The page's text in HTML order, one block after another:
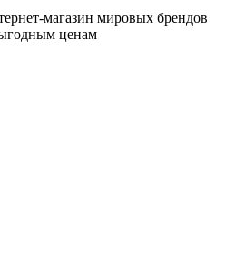
магазин мировых брендов
ценам